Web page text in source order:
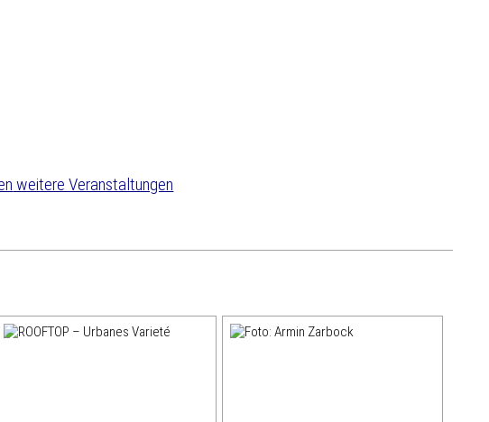
weitere Veranstaltungen